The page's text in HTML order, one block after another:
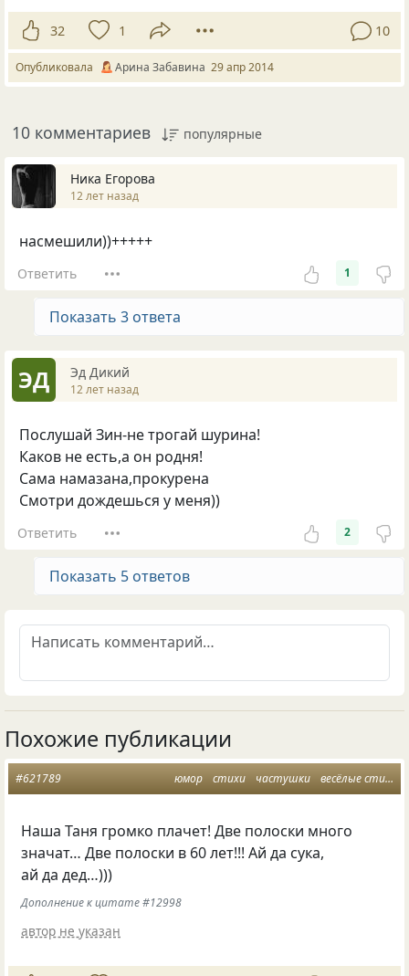
32 1 10
Опубликовала Арина Забавина 29 апр 2014
10 комментариев популярные
Ника Егорова
12 лет назад
насмешили))+++++
Ответить 1
Показать 3 ответа
ЭД Эд Дикий
12 лет назад
Послушай Зин-не трогай шурина!
Каков не есть,а он родня!
Сама намазана,прокурена
Смотри дождешься у меня))
Ответить 2
Показать 5 ответов
Похожие публикации
юмор стихи частушки весёлые стишки
#621789
Наша Таня громко плачет! Две полоски много
значат… Две полоски в 60 лет!!! Ай да сука,
ай да дед…)))
Дополнение к цитате #12998
автор не указан